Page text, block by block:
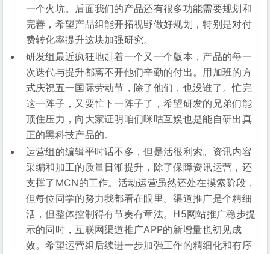
一个火坑。后面我们的产品还有很多功能需要规划和
完善，希望产品组能开拓视野做好规划，特别是对付
费转化率提升这块加强研究。
研发组最近疯狂地赶着一个又一个版本，产品的每一
次迭代与提升都离不开他们辛勤的付出。用加班的方
式庆祝五一国际劳动节，除了他们，也没谁了。忙完
这一阵子，又要忙下一阵子了，希望研发的兄弟们能
顶住压力，向大家证明咱们咪咕互娱也是能自研出真
正的黑科技产品的。
运营组的编辑平时话不多，但是活很利索。资讯内容
采编和加工的质量日渐提升，除了保障资讯运营，还
支撑了MCN的工作。活动运营虽然还处在摸索阶段，
但每位同学的努力我都看在眼里。渠道推广是个精细
活，但整体控制得有节奏有章法。H5网站推广稳步提
示的同时，互联网渠道推广APP的新增量也初见成
效。希望运营组后续进一步加强工作的精细化和有序